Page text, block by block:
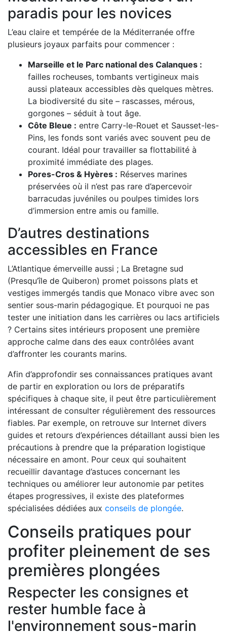
paradis pour les novices
L’eau claire et tempérée de la Méditerranée offre
plusieurs joyaux parfaits pour commencer :
Marseille et le Parc national des Calanques :
failles rocheuses, tombants vertigineux mais
aussi plateaux accessibles dès quelques mètres.
La biodiversité du site – rascasses, mérous,
gorgones – séduit à tout âge.
Côte Bleue : entre Carry-le-Rouet et Sausset-les-
Pins, les fonds sont variés avec souvent peu de
courant. Idéal pour travailler sa flottabilité à
proximité immédiate des plages.
Pores-Cros & Hyères : Réserves marines
préservées où il n’est pas rare d’apercevoir
barracudas juvéniles ou poulpes timides lors
d’immersion entre amis ou famille.
D’autres destinations
accessibles en France
L’Atlantique émerveille aussi ; La Bretagne sud
(Presqu’île de Quiberon) promet poissons plats et
vestiges immergés tandis que Monaco vibre avec son
sentier sous-marin pédagogique. Et pourquoi ne pas
tester une initiation dans les carrières ou lacs artificiels
? Certains sites intérieurs proposent une première
approche calme dans des eaux contrôlées avant
d’affronter les courants marins.
Afin d’approfondir ses connaissances pratiques avant
de partir en exploration ou lors de préparatifs
spécifiques à chaque site, il peut être particulièrement
intéressant de consulter régulièrement des ressources
fiables. Par exemple, on retrouve sur Internet divers
guides et retours d’expériences détaillant aussi bien les
précautions à prendre que la préparation logistique
nécessaire en amont. Pour ceux qui souhaitent
recueillir davantage d’astuces concernant les
techniques ou améliorer leur autonomie par petites
étapes progressives, il existe des plateformes
spécialisées dédiées aux conseils de plongée.
Conseils pratiques pour
profiter pleinement de ses
premières plongées
Respecter les consignes et
rester humble face à
l'environnement sous-marin